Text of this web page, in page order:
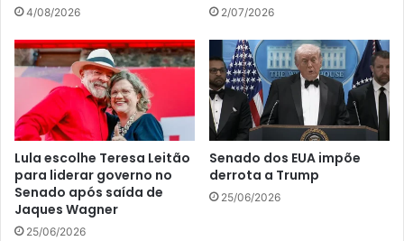
4/08/2026 2/07/2026
Lula escolhe Teresa Leitão
para liderar governo no
Senado após saída de
Jaques Wagner
25/06/2026
Senado dos EUA impõe
derrota a Trump
25/06/2026